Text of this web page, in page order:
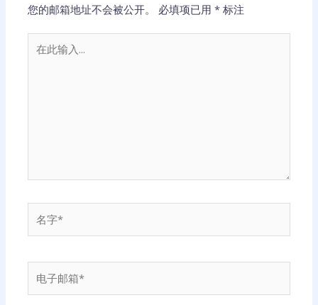
您的邮箱地址不会被公开。 必填项已用* 标注
此
字
子